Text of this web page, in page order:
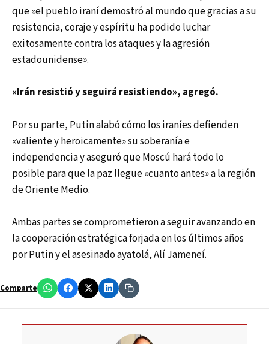
que «el pueblo iraní demostró al mundo que gracias a su
resistencia, coraje y espíritu ha podido luchar
exitosamente contra los ataques y la agresión
estadounidense».
«Irán resistió y seguirá resistiendo», agregó.
Por su parte, Putin alabó cómo los iraníes defienden
«valiente y heroicamente» su soberanía e
independencia y aseguró que Moscú hará todo lo
posible para que la paz llegue «cuanto antes» a la región
de Oriente Medio.
Ambas partes se comprometieron a seguir avanzando en
la cooperación estratégica forjada en los últimos años
por Putin y el asesinado ayatolá, Alí Jameneí.
Comparte